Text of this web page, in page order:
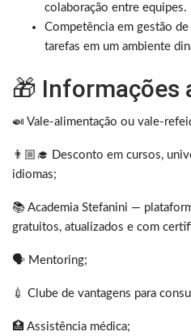
colaboração entre equipes.
Competência em gestão
tarefas em um ambiente
🎁 Informações
🍛 Vale-alimentação ou vale-
👨🏼‍🎓 Desconto em cursos,
idiomas;
📚 Academia Stefanini —
gratuitos, atualizados e com
🗣 Mentoring;
💉 Clube de vantagens para
🏥 Assistência médica;